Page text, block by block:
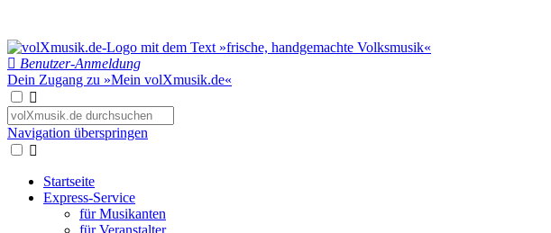
Benutzer-Anmeldung
Dein Zugang zu »Mein volXmusik.de«
Navigation überspringen
Startseite
Express-Service
für Musikanten
für Veranstalter